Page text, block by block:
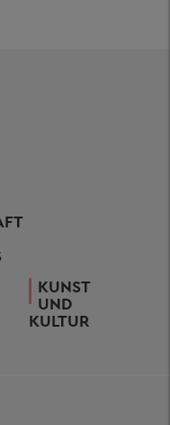
KUNST
UND
KULTUR